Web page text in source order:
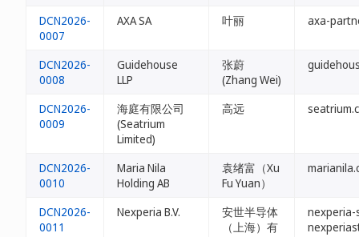
DCN2026-
0007
AXA SA 叶丽 axa-
DCN2026-
0008
Guidehouse
LLP
张蔚
(Zhang Wei)
DCN2026-
0009
海庭有限公司
(Seatrium
Limited)
高远
DCN2026-
0010
Maria Nila
Holding AB
袁绪富（Xu
Fu Yuan）
DCN2026-
0011
Nexperia B.V.
安世半导体
（上海）有
nexperia-